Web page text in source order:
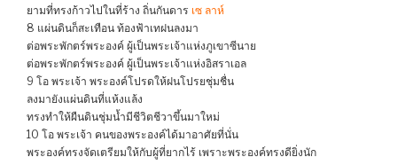
ยามที่ทรงก้าวไปในที่ร้าง ถิ่นกันดาร เซ ลาห์
8 แผ่นดินก็สะเทือน ท้องฟ้าเทฝนลงมา
ต่อพระพักตร์พระองค์ ผู้เป็นพระเจ้าแห่งภูเขาซีนาย
ต่อพระพักตร์พระองค์ ผู้เป็นพระเจ้าแห่งอิสราเอล
9 โอ พระเจ้า พระองค์โปรดให้ฝนโปรยชุ่มชื่น
ลงมายังแผ่นดินที่แห้งแล้ง
ทรงทำให้ผืนดินชุ่มน้ำมีชีวิตชีวาขึ้นมาใหม่
10 โอ พระเจ้า คนของพระองค์ได้มาอาศัยที่นั่น
พระองค์ทรงจัดเตรียมให้กับผู้ที่ยากไร้ เพราะพระองค์ทรงดียิ่งนัก